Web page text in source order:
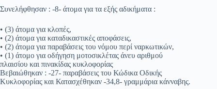
Συνελήφθησαν : -8- άτομα για τα εξής αδικήματα :
• (3) άτομα για κλοπές,
• (2) άτομα για καταδικαστικές αποφάσεις,
• (2) άτομα για παραβάσεις του νόμου περί ναρκωτικών,
• (1) άτομο για οδήγηση μοτοσικλέτας άνευ αριθμού
πλαισίου και πινακίδας κυκλοφορίας
Βεβαιώθηκαν : -27- παραβάσεις του Κώδικα Οδικής
Κυκλοφορίας και Κατασχέθηκαν -34,8- γραμμάρια κάνναβης.